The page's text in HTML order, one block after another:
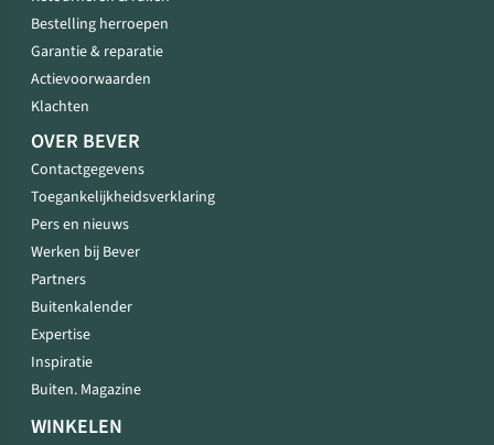
Bestelling herroepen
Garantie & reparatie
Actievoorwaarden
Klachten
OVER BEVER
Contactgegevens
Toegankelijkheidsverklaring
Pers en nieuws
Werken bij Bever
Partners
Buitenkalender
Expertise
Inspiratie
Buiten. Magazine
WINKELEN